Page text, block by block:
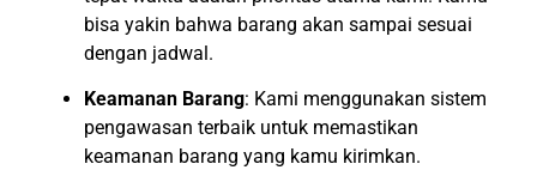
bisa yakin bahwa barang akan sampai sesuai
dengan jadwal.
Keamanan Barang: Kami menggunakan sistem
pengawasan terbaik untuk memastikan
keamanan barang yang kamu kirimkan.